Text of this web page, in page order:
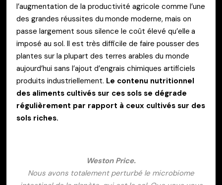
l’augmentation de la productivité agricole comme l’une
des grandes réussites du monde moderne, mais on
passe largement sous silence le coût élevé qu’elle a
imposé au sol. Il est très difficile de faire pousser des
plantes sur la plupart des terres arables du monde
aujourd’hui sans l’ajout d’engrais chimiques artificiels
produits industriellement. Le contenu nutritionnel
des aliments cultivés sur ces sols se dégrade
régulièrement par rapport à ceux cultivés sur des
sols riches.
Weston Price.
Nous avons totalement perturbé le microbiome